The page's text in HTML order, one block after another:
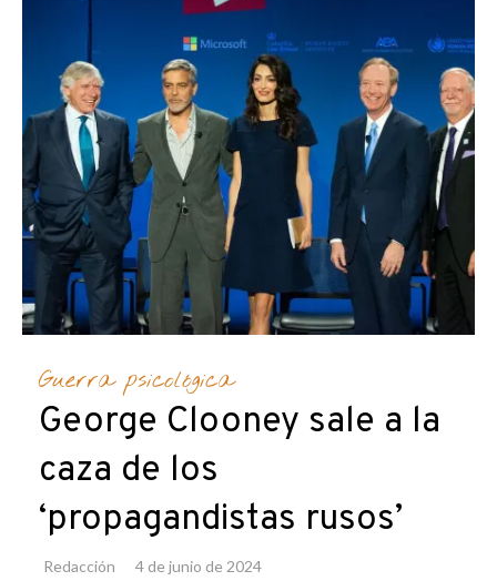
Guerra psicológica
George Clooney sale a la
caza de los
‘propagandistas rusos’
Redacción 4 de junio de 2024